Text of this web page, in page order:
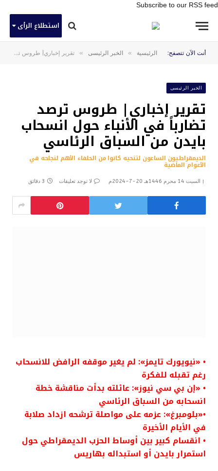
Subscribe to our RSS feed
استطلاع الرأى
أنت الآن تتصفح: الرئيسية » الخبر الرئيسى » تقرير إخباري| طروس ترصد تضارباً في الأنباء حول انسحاب بايدن من السباق الرئاسي
الخبر الرئيسى
تقرير إخباري| طروس ترصد
تضارباً في الأنباء حول انسحاب
بايدن من السباق الرئاسي
الديمقراطيون الساعون لتنحيه كانوا من الحلفاء الأهم لنجاحه في
الأعوام الماضية
السبت 14 محرم 1446هـ 20-7-2024م لا توجد تعليقات 3 دقائق
• «نيويورك تايمز»: لم يغير موقفه الرافض للانسحاب
رغم تقبله للفكرة
• «إن بي سي نيوز»: عائلته بدأت مناقشة خطة
انسحابه من السباق الرئاسي
•«بلومبرغ»: عزمه على مواصلة ترشحه ازداد صلابة
في الأيام الأخيرة
• انقسام كبير بين أوساط الحزب الديمقراطي حول
استمرار بايدن أو استبداله بهاريس